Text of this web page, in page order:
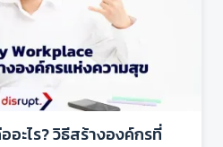
ะไร? วิธีสร้างองค์กรที่